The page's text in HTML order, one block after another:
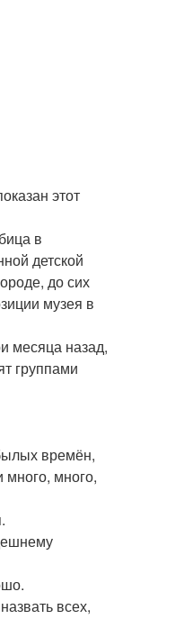
этот
в
детской
до сих
музея в
месяца назад,
группами
времён,
много,
всех,